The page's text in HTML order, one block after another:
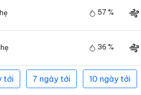
57 %
36 %
tới 7 ngày tới 10 ngày tới